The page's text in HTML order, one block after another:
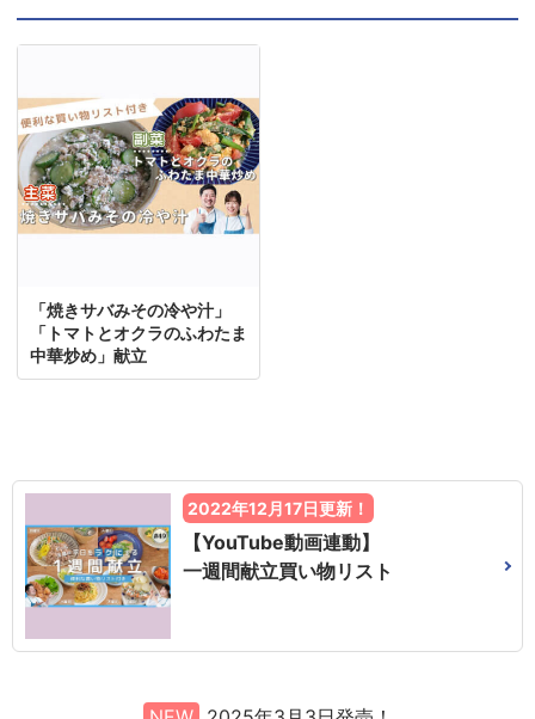
「焼きサバみその冷や汁」
「トマトとオクラのふわたま
中華炒め」献立
2022年12月17日更新！
【YouTube動画連動】
一週間献立買い物リスト